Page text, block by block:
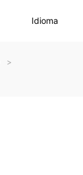
Idioma